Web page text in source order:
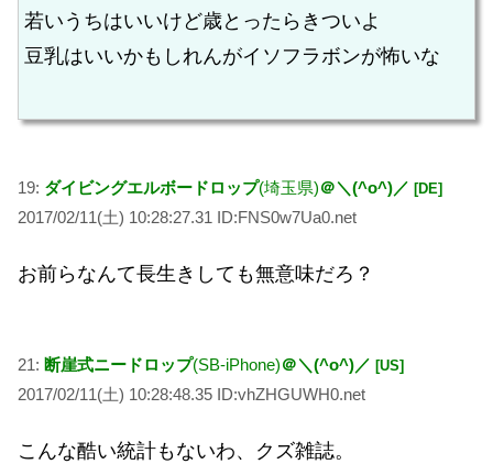
若いうちはいいけど歳とったらきついよ
豆乳はいいかもしれんがイソフラボンが怖いな
19: ダイビングエルボードロップ(埼玉県)＠＼(^o^)／ [DE]
2017/02/11(土) 10:28:27.31 ID:FNS0w7Ua0.net
お前らなんて長生きしても無意味だろ？
21: 断崖式ニードロップ(SB-iPhone)＠＼(^o^)／ [US]
2017/02/11(土) 10:28:48.35 ID:vhZHGUWH0.net
こんな酷い統計もないわ、クズ雑誌。